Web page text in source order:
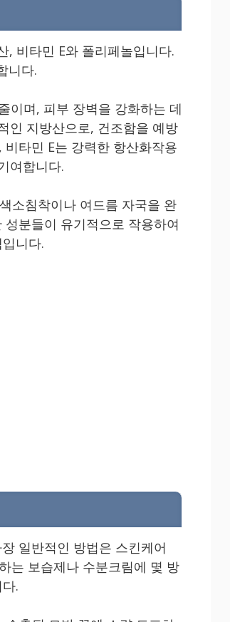
, 비타민 E와 폴리페놀입니다.
니다.
이며, 피부 장벽을 강화하는 데
인 지방산으로, 건조함을 예방
타민 E는 강력한 항산화작용
여합니다.
소침착이나 여드름 자국을 완
분들이 유기적으로 작용하여
니다.
일반적인 방법은 스킨케어
는 보습제나 수분크림에 몇 방
.